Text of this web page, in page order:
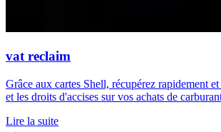
vat reclaim
Grâce aux cartes Shell, récupérez rapidement
et les droits d'accises sur vos achats de
Lire la suite